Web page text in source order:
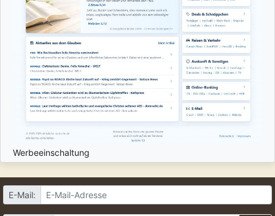
Werbeeinschaltung
E-Mail: